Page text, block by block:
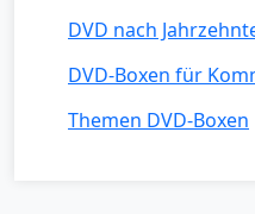
DVD nach
DVD-Boxen für
Themen DVD-Boxen